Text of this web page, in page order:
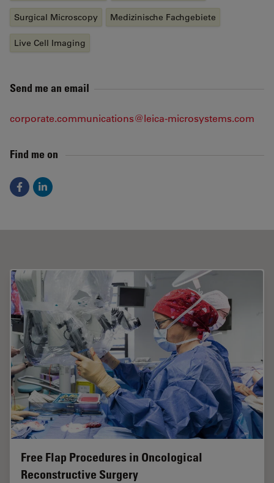
Surgical Microscopy Medizinische Fachgebiete
Live Cell Imaging
Send me an email
corporate.communications@leica-microsystems.com
Find me on
FacebookLinkedIn
Free Flap Procedures in Oncological
Reconstructive Surgery